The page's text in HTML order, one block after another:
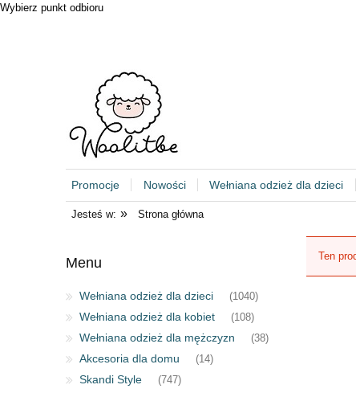
Wybierz punkt odbioru
Promocje Nowości Wełniana odzież dla dzieci
Jesteś w: » Strona główna
Menu
Wełniana odzież dla dzieci (1040)
Wełniana odzież dla kobiet (108)
Wełniana odzież dla mężczyzn (38)
Akcesoria dla domu (14)
Skandi Style (747)
Ten